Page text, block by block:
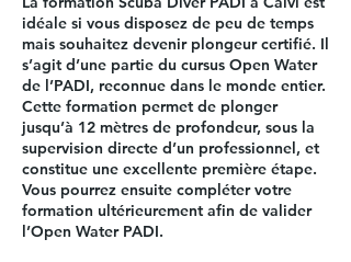
idéale si vous disposez de peu de temps
mais souhaitez devenir plongeur certifié. Il
s’agit d’une partie du cursus Open Water
de l’PADI, reconnue dans le monde entier.
Cette formation permet de plonger
jusqu’à 12 mètres de profondeur, sous la
supervision directe d’un professionnel, et
constitue une excellente première étape.
Vous pourrez ensuite compléter votre
formation ultérieurement afin de valider
l’Open Water PADI.